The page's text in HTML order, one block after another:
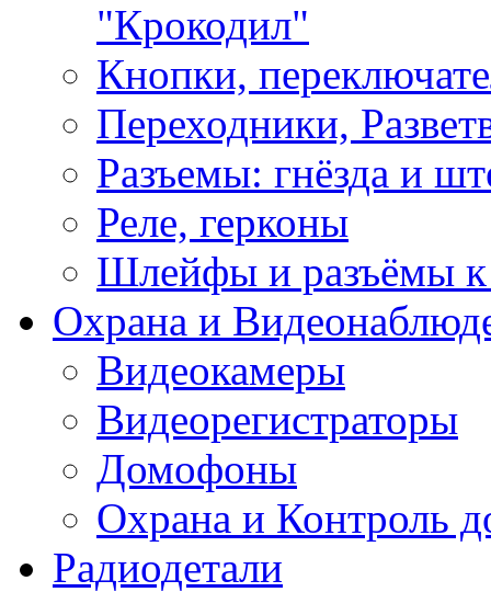
"Крокодил"
Кнопки,
Переходники,
Разъемы: гнёзда и
Реле, герконы
Шлейфы и разъёмы
Охрана и
Видеокамеры
Видеорегистраторы
Домофоны
Охрана и Контроль
Радиодетали